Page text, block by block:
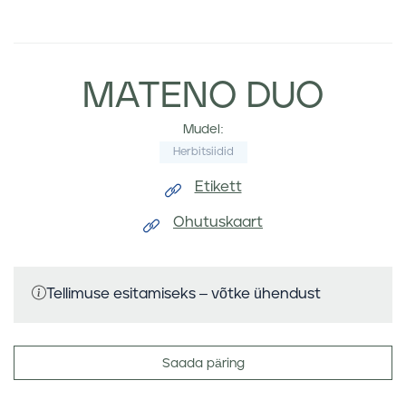
MATENO DUO
Mudel:
Herbitsiidid
Etikett
Ohutuskaart
Tellimuse esitamiseks – võtke ühendust
Saada päring